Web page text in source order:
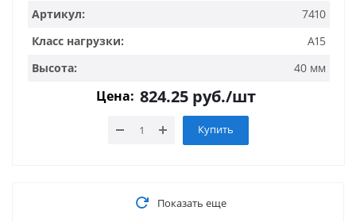
Артикул:
7410
Класс нагрузки:
A15
Высота:
40 мм
Цена: 824.25 руб./шт
Купить
Показать еще